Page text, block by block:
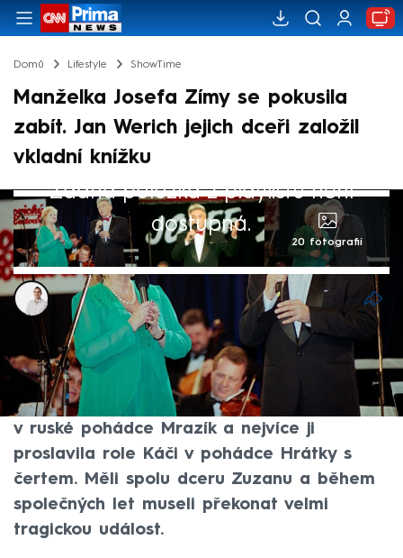
Domů Lifestyle ShowTime
Manželka Josefa Zímy se pokusila
zabít. Jan Werich jejich dceři založil
vkladní knížku
Žádná položka z playlistu není
dostupná.
20 fotografií
David Laštovka
7. bře 2025, 12:27
Josef Zíma prožil úctyhodných 54 let v
manželství s herečkou Evou Klepáčovou,
která propůjčila svůj hlas postavě Nastěnky
v ruské pohádce Mrazík a nejvíce ji
proslavila role Káči v pohádce Hrátky s
čertem. Měli spolu dceru Zuzanu a během
společných let museli překonat velmi
tragickou událost.